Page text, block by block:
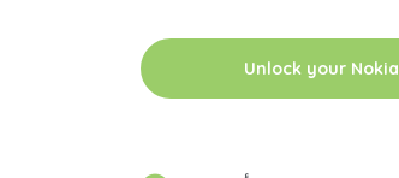
Unlock your Nokia